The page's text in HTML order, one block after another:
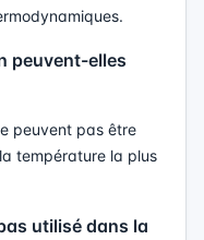
peuvent-elles
peuvent pas être
température la plus
utilisé dans la